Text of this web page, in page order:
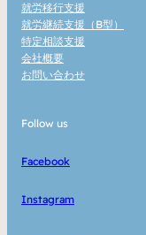
就労移行支援
就労継続支援（B型）
特定相談支援
会社概要
お問い合わせ
Follow us
Facebook
Instagram